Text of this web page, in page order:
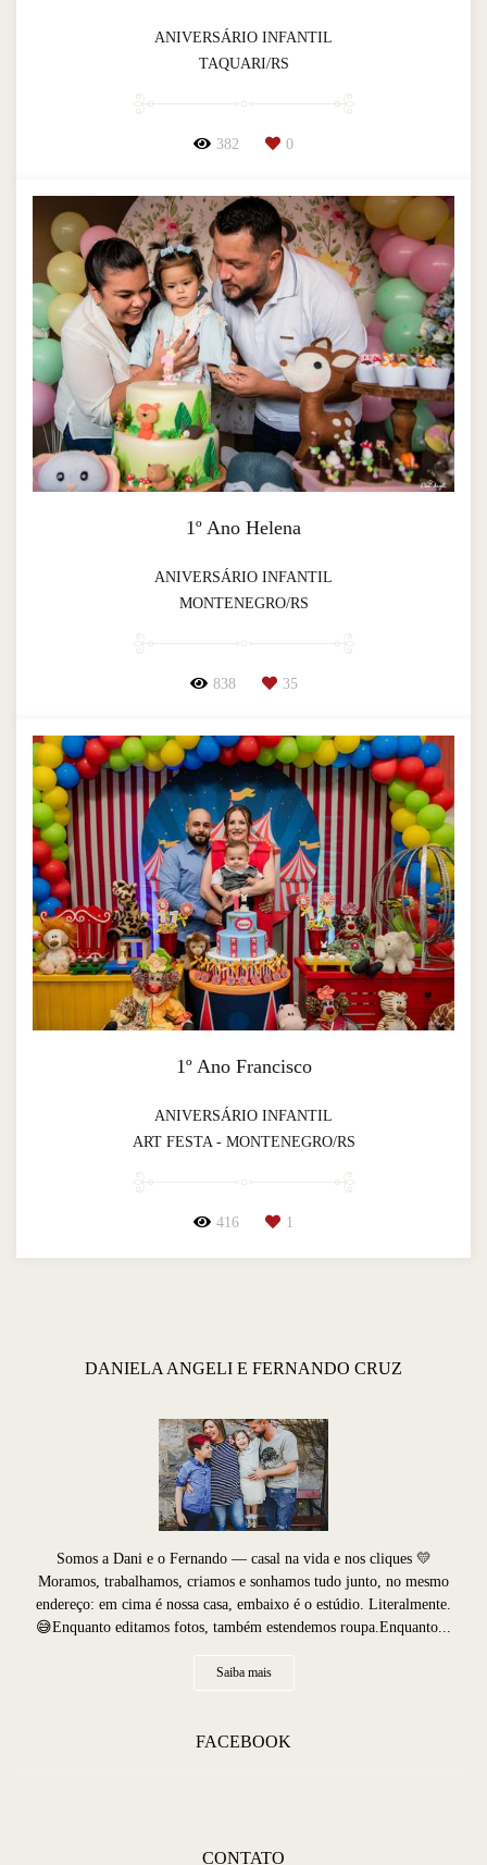
ANIVERSÁRIO INFANTIL
TAQUARI/RS
382 0
1º Ano Helena
ANIVERSÁRIO INFANTIL
MONTENEGRO/RS
838 35
1º Ano Francisco
ANIVERSÁRIO INFANTIL
ART FESTA - MONTENEGRO/RS
416 1
DANIELA ANGELI E FERNANDO CRUZ
Somos a Dani e o Fernando — casal na vida e nos cliques 💛
Moramos, trabalhamos, criamos e sonhamos tudo junto, no mesmo
endereço: em cima é nossa casa, embaixo é o estúdio. Literalmente.
😅Enquanto editamos fotos, também estendemos roupa.Enquanto...
Saiba mais
FACEBOOK
CONTATO